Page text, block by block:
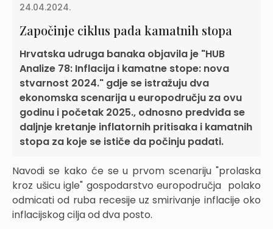
24.04.2024.
Započinje ciklus pada kamatnih stopa
Hrvatska udruga banaka objavila je "HUB
Analize 78: Inflacija i kamatne stope: nova
stvarnost 2024." gdje se istražuju dva
ekonomska scenarija u europodručju za ovu
godinu i početak 2025., odnosno predviđa se
daljnje kretanje inflatornih pritisaka i kamatnih
stopa za koje se ističe da počinju padati.
Navodi se kako će se u prvom scenariju "prolaska
kroz ušicu igle" gospodarstvo europodručja polako
odmicati od ruba recesije uz smirivanje inflacije oko
inflacijskog cilja od dva posto.